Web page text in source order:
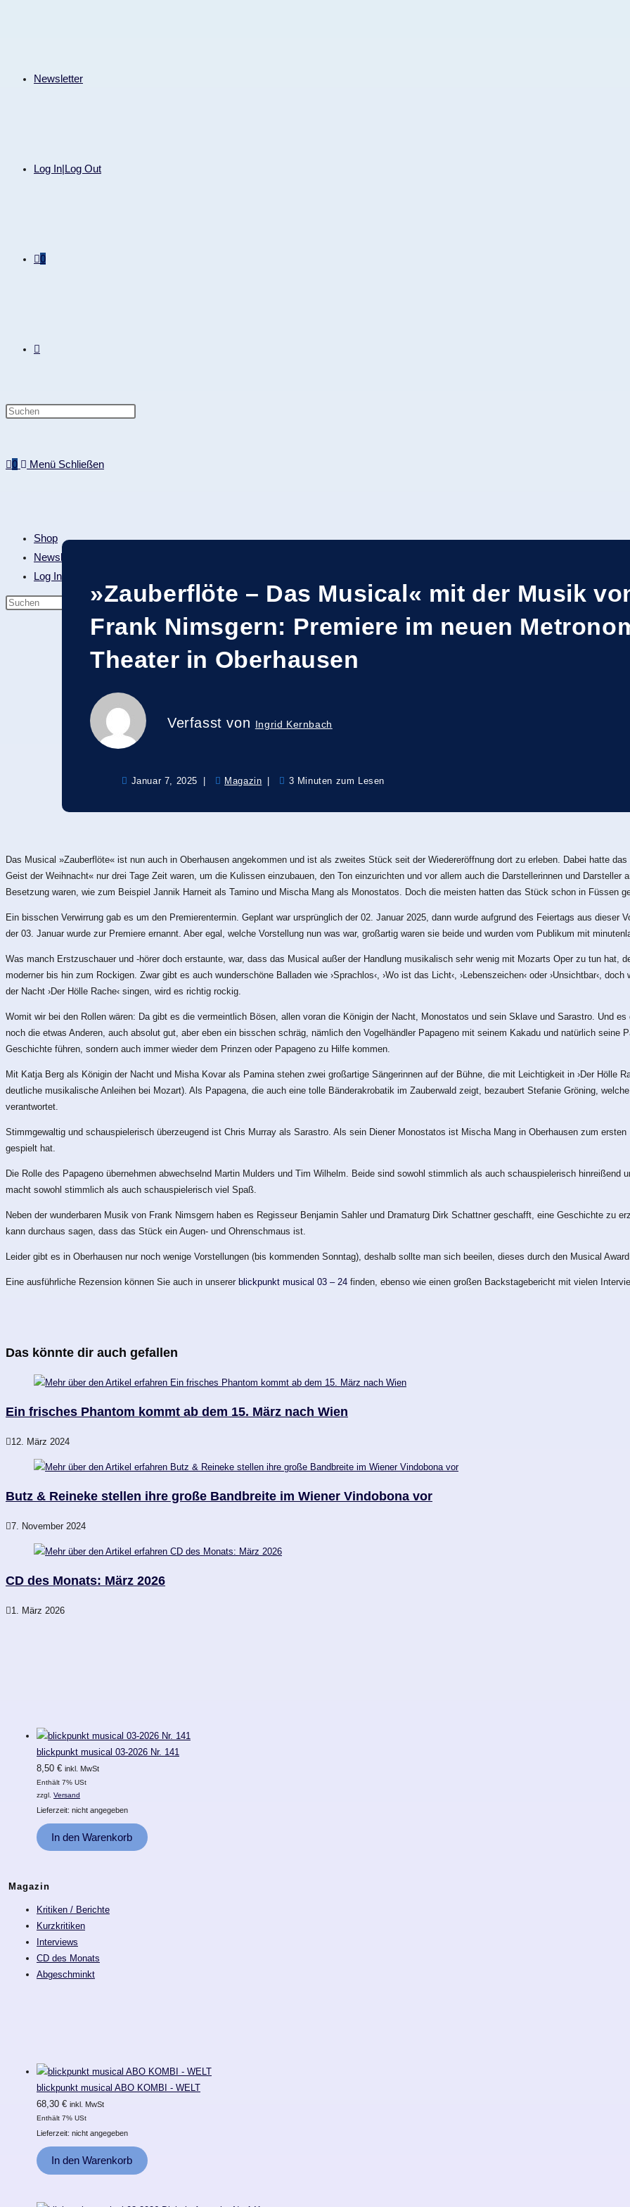
Newsletter
Log In|Log Out
0
0 Menü Schließen
Shop
Newsletter
Log In|Log Out
»Zauberflöte – Das Musical« mit der Musik
Frank Nimsgern: Premiere im neuen
Theater in Oberhausen
Verfasst von Ingrid Kernbach
Januar 7, 2025 Magazin 3 Minuten zum Lesen
Das Musical »Zauberflöte« ist nun auch in Oberhausen angekommen und ist als zweites Stück seit der Wiedereröffnung dort zu erleben. Dabei hatte
Geist der Weihnacht« nur drei Tage Zeit waren, um die Kulissen einzubauen, den Ton einzurichten und vor allem auch die Darstellerinnen und
Besetzung waren, wie zum Beispiel Jannik Harneit als Tamino und Mischa Mang als Monostatos. Doch die meisten hatten das Stück schon in Füssen
Ein bisschen Verwirrung gab es um den Premierentermin. Geplant war ursprünglich der 02. Januar 2025, dann wurde aufgrund des Feiertags aus dieser
der 03. Januar wurde zur Premiere ernannt. Aber egal, welche Vorstellung nun was war, großartig waren sie beide und wurden vom Publikum mit
Was manch Erstzuschauer und -hörer doch erstaunte, war, dass das Musical außer der Handlung musikalisch sehr wenig mit Mozarts Oper zu tun hat,
moderner bis hin zum Rockigen. Zwar gibt es auch wunderschöne Balladen wie ›Sprachlos‹, ›Wo ist das Licht‹, ›Lebenszeichen‹ oder ›Unsichtbar‹,
der Nacht ›Der Hölle Rache‹ singen, wird es richtig rockig.
Womit wir bei den Rollen wären: Da gibt es die vermeintlich Bösen, allen voran die Königin der Nacht, Monostatos und sein Sklave und Sarastro. Und
noch die etwas Anderen, auch absolut gut, aber eben ein bisschen schräg, nämlich den Vogelhändler Papageno mit seinem Kakadu und natürlich seine
Geschichte führen, sondern auch immer wieder dem Prinzen oder Papageno zu Hilfe kommen.
Mit Katja Berg als Königin der Nacht und Misha Kovar als Pamina stehen zwei großartige Sängerinnen auf der Bühne, die mit Leichtigkeit in ›Der Hölle
deutliche musikalische Anleihen bei Mozart). Als Papagena, die auch eine tolle Bänderakrobatik im Zauberwald zeigt, bezaubert Stefanie Gröning,
verantwortet.
Stimmgewaltig und schauspielerisch überzeugend ist Chris Murray als Sarastro. Als sein Diener Monostatos ist Mischa Mang in Oberhausen zum
gespielt hat.
Die Rolle des Papageno übernehmen abwechselnd Martin Mulders und Tim Wilhelm. Beide sind sowohl stimmlich als auch schauspielerisch hinreißend
macht sowohl stimmlich als auch schauspielerisch viel Spaß.
Neben der wunderbaren Musik von Frank Nimsgern haben es Regisseur Benjamin Sahler und Dramaturg Dirk Schattner geschafft, eine Geschichte zu
kann durchaus sagen, dass das Stück ein Augen- und Ohrenschmaus ist.
Leider gibt es in Oberhausen nur noch wenige Vorstellungen (bis kommenden Sonntag), deshalb sollte man sich beeilen, dieses durch den Musical
Eine ausführliche Rezension können Sie auch in unserer blickpunkt musical 03 – 24 finden, ebenso wie einen großen Backstagebericht mit vielen
Das könnte dir auch gefallen
Ein frisches Phantom kommt ab dem 15. März nach Wien
12. März 2024
Butz & Reineke stellen ihre große Bandbreite im Wiener Vindobona vor
7. November 2024
CD des Monats: März 2026
1. März 2026
blickpunkt musical 03-2026 Nr. 141
8,50 € inkl. MwSt
Enthält 7% USt
zzgl. Versand
Lieferzeit: nicht angegeben
In den Warenkorb
Magazin
Kritiken / Berichte
Kurzkritiken
Interviews
CD des Monats
Abgeschminkt
blickpunkt musical ABO KOMBI - WELT
68,30 € inkl. MwSt
Enthält 7% USt
Lieferzeit: nicht angegeben
In den Warenkorb